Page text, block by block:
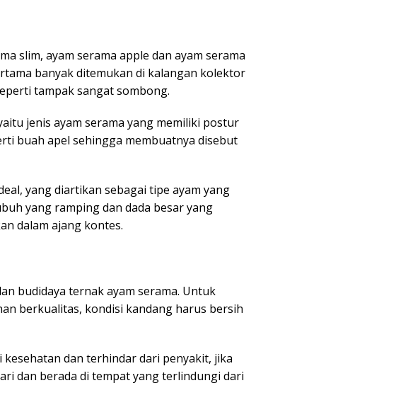
slim, ayam serama apple dan ayam serama
banyak ditemukan di kalangan kolektor
tampak sangat sombong.
jenis ayam serama yang memiliki postur
buah apel sehingga membuatnya disebut
yang diartikan sebagai tipe ayam yang
yang ramping dan dada besar yang
dalam ajang kontes.
budidaya ternak ayam serama. Untuk
berkualitas, kondisi kandang harus bersih
dan terhindar dari penyakit, jika
dan berada di tempat yang terlindungi dari